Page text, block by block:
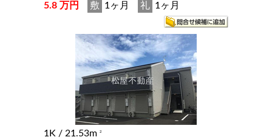
5.8 万円 敷 1ヶ月 礼 1ヶ月
1K / 21.53m 2